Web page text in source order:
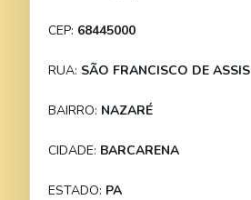
CEP: 68445000
RUA: SÃO FRANCISCO DE ASSIS
BAIRRO: NAZARÉ
CIDADE: BARCARENA
ESTADO: PA